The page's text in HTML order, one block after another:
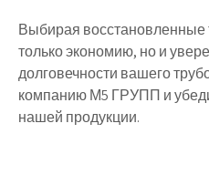
Выбирая восстановленные
только экономию, но и
долговечности вашего
компанию М5 ГРУПП и
нашей продукции.